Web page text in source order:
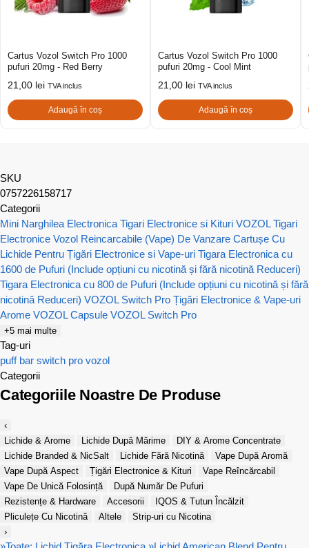
Cartus Vozol Switch Pro 1000
pufuri 20mg - Red Berry
21,00 lei TVA inclus
Adaugă în coș
Cartus Vozol Switch Pro 1000
pufuri 20mg - Cool Mint
21,00 lei TVA inclus
Adaugă în coș
SKU
0757226158717
Categorii
Mini Narghilea Electronica Tigari Electronice si Kituri VOZOL Tigari
Electronice Vozol Reincarcabile (Vape) De Vanzare Cartușe Cu
Lichide Pentru Țigări Electronice si Vape-uri Tigara Electronica cu
1600 de Pufuri (Include opțiuni cu nicotină și fără nicotină Reduceri)
Tigara Electronica cu 800 de Pufuri (Include opțiuni cu nicotină și fără
nicotină Reduceri) VOZOL Switch Pro Țigări Electronice & Vape-uri
Arome VOZOL Capsule VOZOL Switch Pro
+5 mai multe
Tag-uri
puff bar switch pro vozol
Categorii
Categoriile Noastre De Produse
‹
Lichide & Arome
Lichide După Mărime
DIY & Arome Concentrate
Lichide Branded & NicSalt
Lichide Fără Nicotină
Vape După Aromă
Vape După Aspect
Țigări Electronice & Kituri
Vape Reîncărcabil
Vape De Unică Folosință
După Număr De Pufuri
Rezistențe & Hardware
Accesorii
IQOS & Tutun Încălzit
Pliculețe Cu Nicotină
Altele
Strip-uri cu Nicotina
›